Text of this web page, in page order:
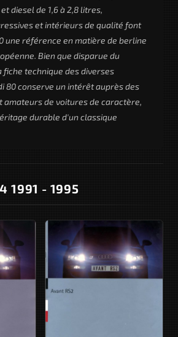
diesel de 1,6 à 2,8 litres,
et intérieurs de qualité font
une référence en matière de berline
Bien que disparue du
fiche technique des diverses
80 conserve un intérêt auprès des
amateurs de voitures de caractère,
durable d'un classique
1991 - 1995